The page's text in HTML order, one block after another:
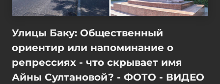
Улицы Баку: Общественный
ориентир или напоминание о
репрессиях - что скрывает имя
Айны Султановой? - ФОТО - ВИДЕО